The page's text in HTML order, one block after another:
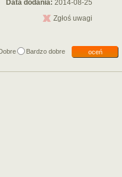
Data dodania: 2014-08-25
Zgłoś uwagi
Bardzo dobre oceń